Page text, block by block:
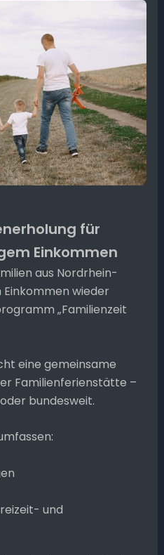
für
Einkommen
aus Nordrhein-
wieder
„Familienzeit
eine gemeinsame
Familienferienstätte –
bundesweit.
und